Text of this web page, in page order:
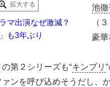
拡大する
マ出演なぜ激減？
も3年ぶり
池
（
豪華
の第２シリーズも“キンプリ
ンを呼び込めそうだし、